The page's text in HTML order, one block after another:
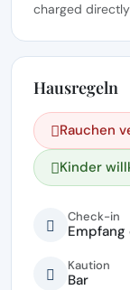
charged
Hausregeln
Rauchen
Kinder
Check-in
Kaution
Bar